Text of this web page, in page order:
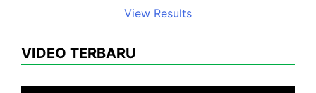
View Results
VIDEO TERBARU